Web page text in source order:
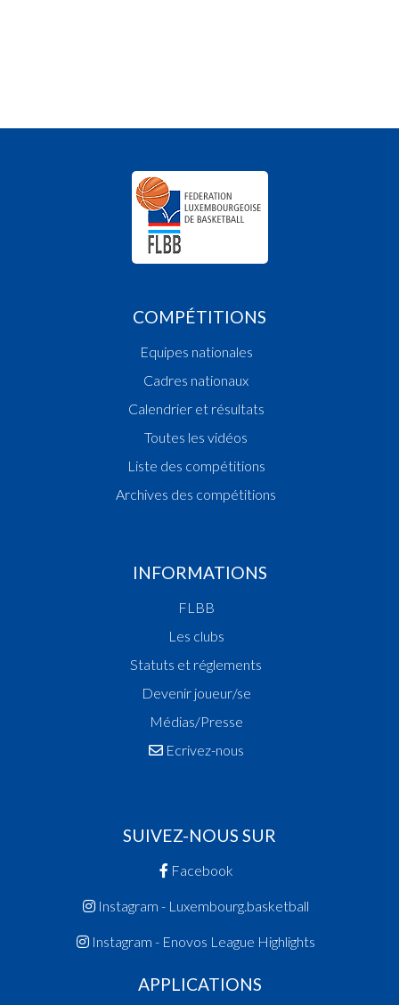
COMPÉTITIONS
Equipes nationales
Cadres nationaux
Calendrier et résultats
Toutes les vidéos
Liste des compétitions
Archives des compétitions
INFORMATIONS
FLBB
Les clubs
Statuts et réglements
Devenir joueur/se
Médias/Presse
Ecrivez-nous
SUIVEZ-NOUS SUR
Facebook
Instagram - Luxembourg.basketball
Instagram - Enovos League Highlights
APPLICATIONS